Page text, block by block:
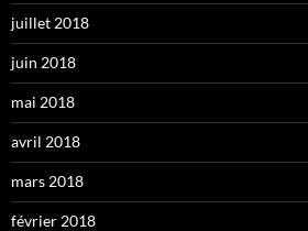
juillet 2018
juin 2018
mai 2018
avril 2018
mars 2018
février 2018